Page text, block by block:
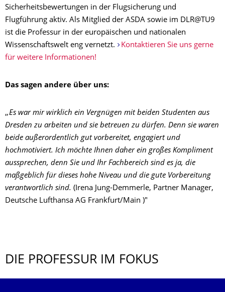
Sicherheitsbewertungen in der Flugsicherung und
Flugführung aktiv. Als Mitglied der ASDA sowie im DLR@TU9
ist die Professur in der europäischen und nationalen
Wissenschaftswelt eng vernetzt.
Kontaktieren Sie uns gerne
für weitere Informationen!
Das sagen andere über uns:
,,Es war mir wirklich ein Vergnügen mit beiden Studenten aus
Dresden zu arbeiten und sie betreuen zu dürfen. Denn sie waren
beide außerordentlich gut vorbereitet, engagiert und
hochmotiviert. Ich möchte Ihnen daher ein großes Kompliment
aussprechen, denn Sie und Ihr Fachbereich sind es ja, die
maßgeblich für dieses hohe Niveau und die gute Vorbereitung
verantwortlich sind. (Irena Jung-Demmerle, Partner Manager,
Deutsche Lufthansa AG Frankfurt/Main )"
DIE PROFESSUR IM FOKUS